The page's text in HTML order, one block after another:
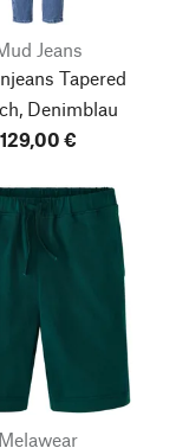
Jeans
Tapered
Denimblau
129,00 €
Melawear